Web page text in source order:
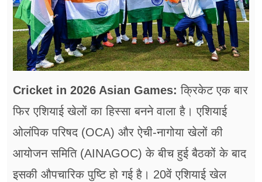
शिक्षा
अन्य खबरें
Cricket in 2026 Asian Games:क्रिकेट एक बार
फिर एशियाई खेलों का हिस्सा बनने वाला है। एशियाई
ओलंपिक परिषद (OCA) और ऐची-नागोया खेलों की
आयोजन समिति (AINAGOC) के बीच हुई बैठकों के बाद
इसकी औपचारिक पुष्टि हो गई है। 20वें एशियाई खेल